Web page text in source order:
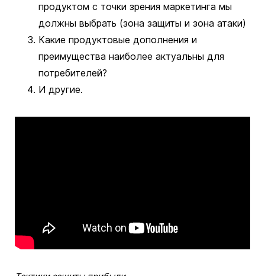
продуктом с точки зрения маркетинга мы
должны выбрать (зона защиты и зона атаки)
Какие продуктовые дополнения и
преимущества наиболее актуальны для
потребителей?
И другие.